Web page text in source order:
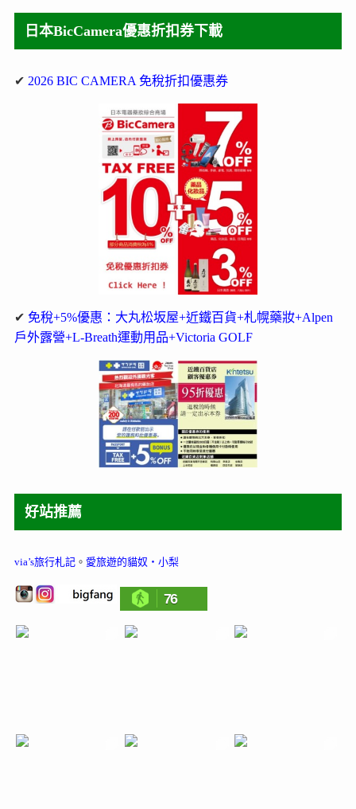
日本BicCamera優惠折扣券下載
✔ 2026 BIC CAMERA 免稅折扣優惠券
✔ 免稅+5%優惠：大丸松坂屋+近鐵百貨+札幌藥妝+Alpen
戶外露營+L-Breath運動用品+Victoria GOLF
好站推薦
via’s旅行札記。 愛旅遊的貓奴‧小梨
76